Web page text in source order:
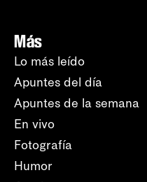
Más
Lo más leído
Apuntes del día
Apuntes de la semana
En vivo
Fotografía
Humor